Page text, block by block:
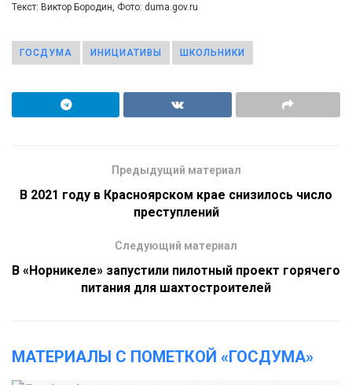
Текст: Виктор Бородин, Фото: duma.gov.ru
ГОСДУМА ИНИЦИАТИВЫ ШКОЛЬНИКИ
Предыдущий материал
В 2021 году в Красноярском крае снизилось число
преступлений
Следующий материал
В «Норникеле» запустили пилотный проект горячего
питания для шахтостроителей
МАТЕРИАЛЫ С ПОМЕТКОЙ «ГОСДУМА»